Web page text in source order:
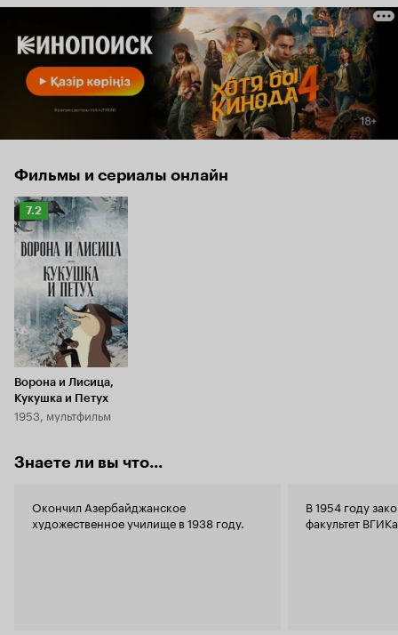
Фильмы и сериалы онлайн
Рейтинг
Кинопоиска
7.2
7.2
Ворона и Лисица,
Кукушка и Петух
1953, мультфильм
Знаете ли вы что...
Окончил Азербайджанское
художественное училище в 1938 году.
В 1954 году
факультет